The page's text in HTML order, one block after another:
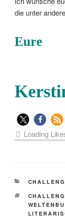
die unter
Eure
Loading